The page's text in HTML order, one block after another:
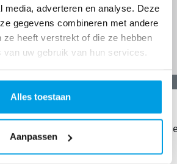
media, adverteren en analyse. Deze
gegevens combineren met andere
ze heeft verstrekt of die ze hebben
uw gebruik van hun services.
Alles toestaan
Aanpassen
Ik ben een collega van je tante
deze actie onder de aandacht.